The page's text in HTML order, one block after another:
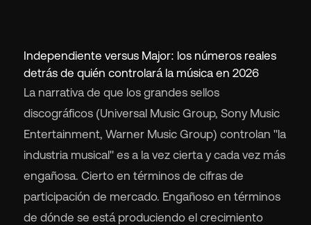
Independiente versus Major: los números reales
detrás de quién controlará la música en 2026
La narrativa de que los grandes sellos
discográficos (Universal Music Group, Sony Music
Entertainment, Warner Music Group) controlan "la
industria musical" es a la vez cierta y cada vez más
engañosa. Cierto en términos de cifras de
participación de mercado. Engañoso en términos
de dónde se está produciendo el crecimiento